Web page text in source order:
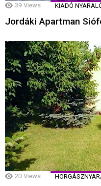
39 Views KIADÓ
Jordáki Apartman
20 Views